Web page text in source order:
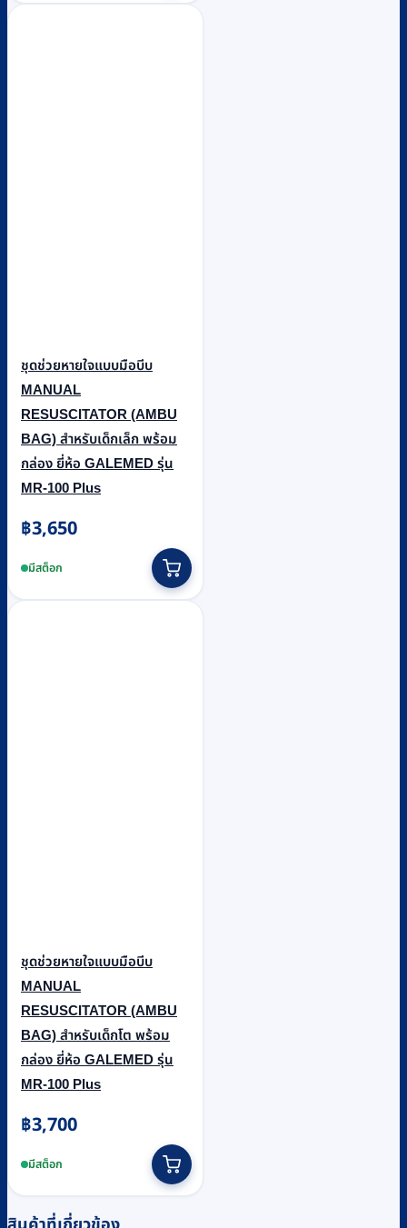
ชุดช่วยหายใจแบบมือบีบ
MANUAL
RESUSCITATOR (AMBU
BAG) สำหรับเด็กเล็ก พร้อม
กล่อง ยี่ห้อ GALEMED รุ่น
MR-100 Plus
฿3,650
มีสต็อก
ชุดช่วยหายใจแบบมือบีบ
MANUAL
RESUSCITATOR (AMBU
BAG) สำหรับเด็กโต พร้อม
กล่อง ยี่ห้อ GALEMED รุ่น
MR-100 Plus
฿3,700
มีสต็อก